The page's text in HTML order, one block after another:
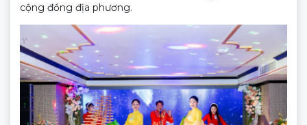
cộng đồng địa phương.